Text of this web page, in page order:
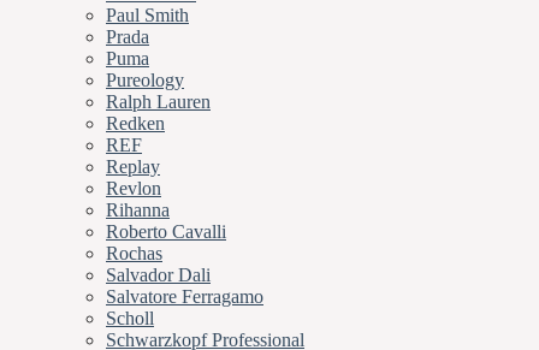
Paul Smith
Prada
Puma
Pureology
Ralph Lauren
Redken
REF
Replay
Revlon
Rihanna
Roberto Cavalli
Rochas
Salvador Dali
Salvatore Ferragamo
Scholl
Schwarzkopf Professional